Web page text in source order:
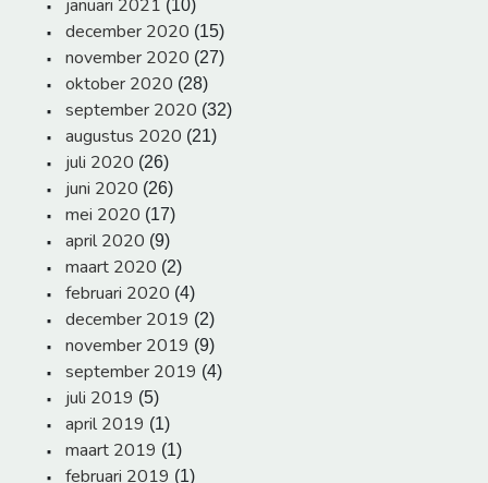
januari 2021 (10)
december 2020 (15)
november 2020 (27)
oktober 2020 (28)
september 2020 (32)
augustus 2020 (21)
juli 2020 (26)
juni 2020 (26)
mei 2020 (17)
april 2020 (9)
maart 2020 (2)
februari 2020 (4)
december 2019 (2)
november 2019 (9)
september 2019 (4)
juli 2019 (5)
april 2019 (1)
maart 2019 (1)
februari 2019 (1)